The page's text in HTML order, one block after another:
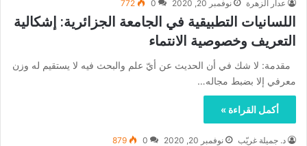
عدار الزهرة نوفمبر 20, 2020 0
772
اللسانيات التطبيقية في الجامعة الجزائرية: إشكالية
التعريف وخصوصية الانتماء
مقدمة: لا شك في أن الحديث عن أيّ علم والبحث فيه لا يستقيم له وزن
معرفي إلا بضبط مجاله…
أكمل القراءة »
د. جميلة غريّب نوفمبر 20, 2020 0
879